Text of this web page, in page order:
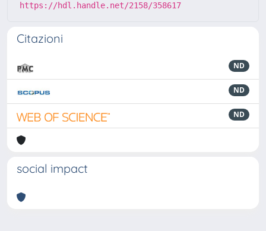
https://hdl.handle.net/2158/358617
Citazioni
ND
ND
ND
social impact